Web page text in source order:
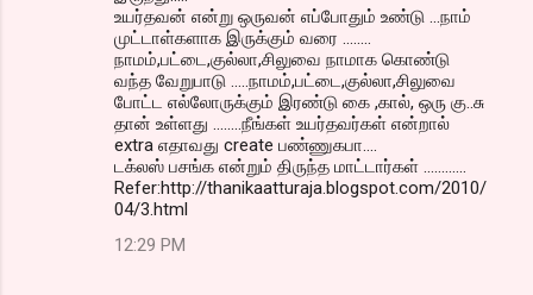
உயர்தவன் என்று ஒருவன் எப்போதும் உண்டு ...நாம்
முட்டாள்களாக இருக்கும் வரை ........
நாமம்,பட்டை,குல்லா,சிலுவை நாமாக கொண்டு
வந்த வேறுபாடு .....நாமம்,பட்டை,குல்லா,சிலுவை
போட்ட எல்லோருக்கும் இரண்டு கை ,கால், ஒரு கு..சு
தான் உள்ளது ........நீங்கள் உயர்தவர்கள் என்றால்
extra எதாவது create பண்ணுகபா....
டக்லஸ் பசங்க என்றும் திருந்த மாட்டார்கள் ............
Refer:http://thanikaatturaja.blogspot.com/2010/
04/3.html
12:29 PM